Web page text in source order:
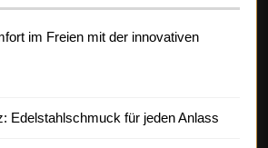
im Freien mit der innovativen
Edelstahlschmuck für jeden Anlass